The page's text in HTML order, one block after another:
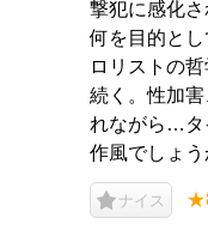
撃犯に感化
何を目的と
ロリストの
続く。性加
れながら…タ
作風でしょう
ナイス